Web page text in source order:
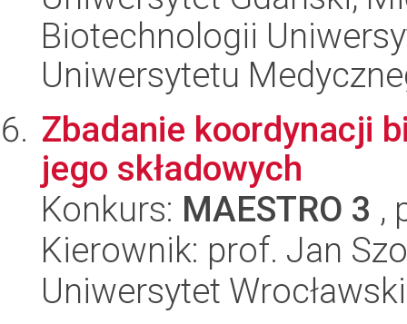
Biotechnologii
Uniwersytetu
Zbadanie koordynacji
jego składowych
Konkurs: MAESTRO 3 ,
Kierownik: prof. Jan
Uniwersytet